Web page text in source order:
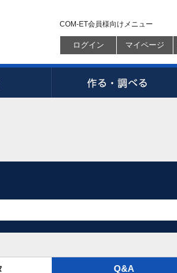
COM-ET会員様向けメニュー
ログイン マイページ
Q&A